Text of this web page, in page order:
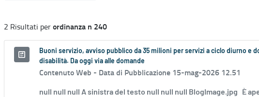
2 Risultati perordinanza n 240
Buoni servizio, avviso pubblico da 35 milioni per servizi a ciclo diurno e
disabilità. Da oggi via alle domande
Contenuto Web - Data di Pubblicazione 15-mag-2026 12.51
null null null A sinistra del testo null null null BlogImage.jpg È